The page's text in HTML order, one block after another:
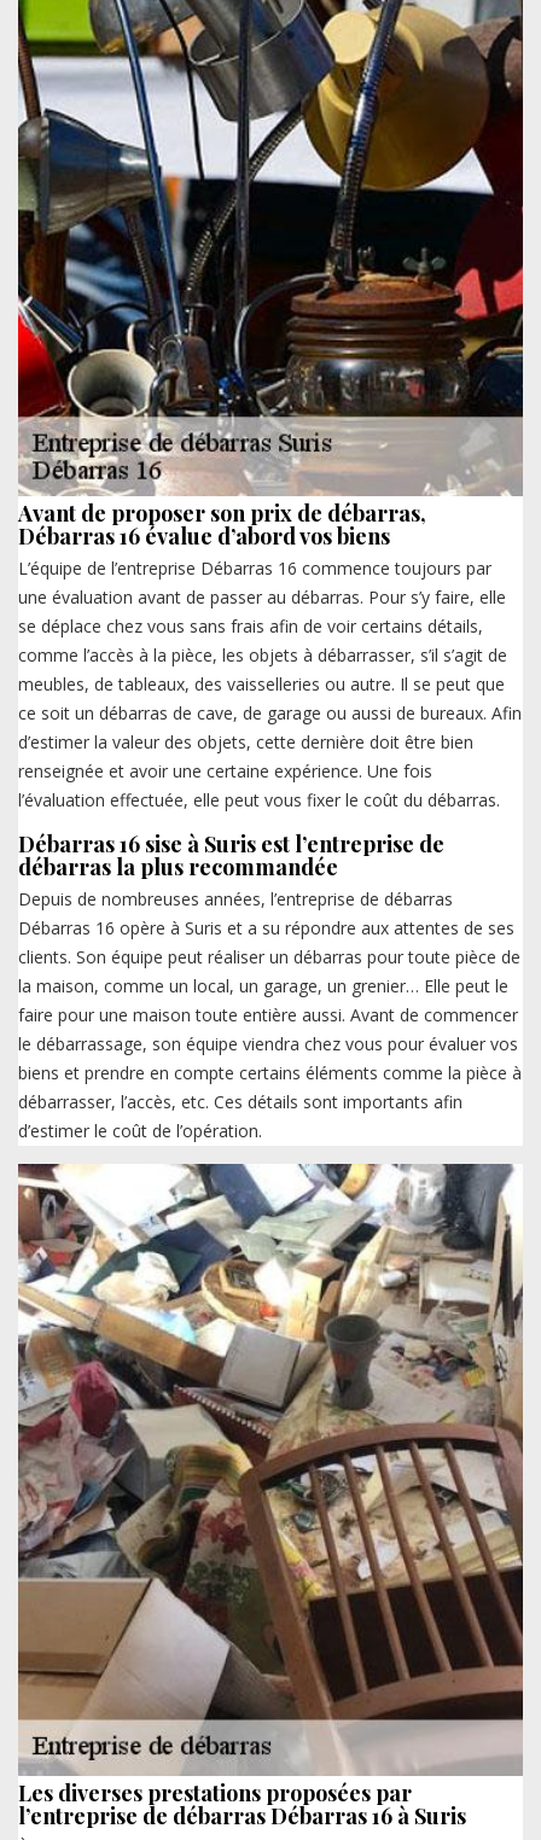
Avant de proposer son prix de débarras,
Débarras 16 évalue d’abord vos biens
L’équipe de l’entreprise Débarras 16 commence toujours par
une évaluation avant de passer au débarras. Pour s’y faire, elle
se déplace chez vous sans frais afin de voir certains détails,
comme l’accès à la pièce, les objets à débarrasser, s’il s’agit de
meubles, de tableaux, des vaisselleries ou autre. Il se peut que
ce soit un débarras de cave, de garage ou aussi de bureaux. Afin
d’estimer la valeur des objets, cette dernière doit être bien
renseignée et avoir une certaine expérience. Une fois
l’évaluation effectuée, elle peut vous fixer le coût du débarras.
Débarras 16 sise à Suris est l’entreprise de
débarras la plus recommandée
Depuis de nombreuses années, l’entreprise de débarras
Débarras 16 opère à Suris et a su répondre aux attentes de ses
clients. Son équipe peut réaliser un débarras pour toute pièce de
la maison, comme un local, un garage, un grenier… Elle peut le
faire pour une maison toute entière aussi. Avant de commencer
le débarrassage, son équipe viendra chez vous pour évaluer vos
biens et prendre en compte certains éléments comme la pièce à
débarrasser, l’accès, etc. Ces détails sont importants afin
d’estimer le coût de l’opération.
Les diverses prestations proposées par
l’entreprise de débarras Débarras 16 à Suris